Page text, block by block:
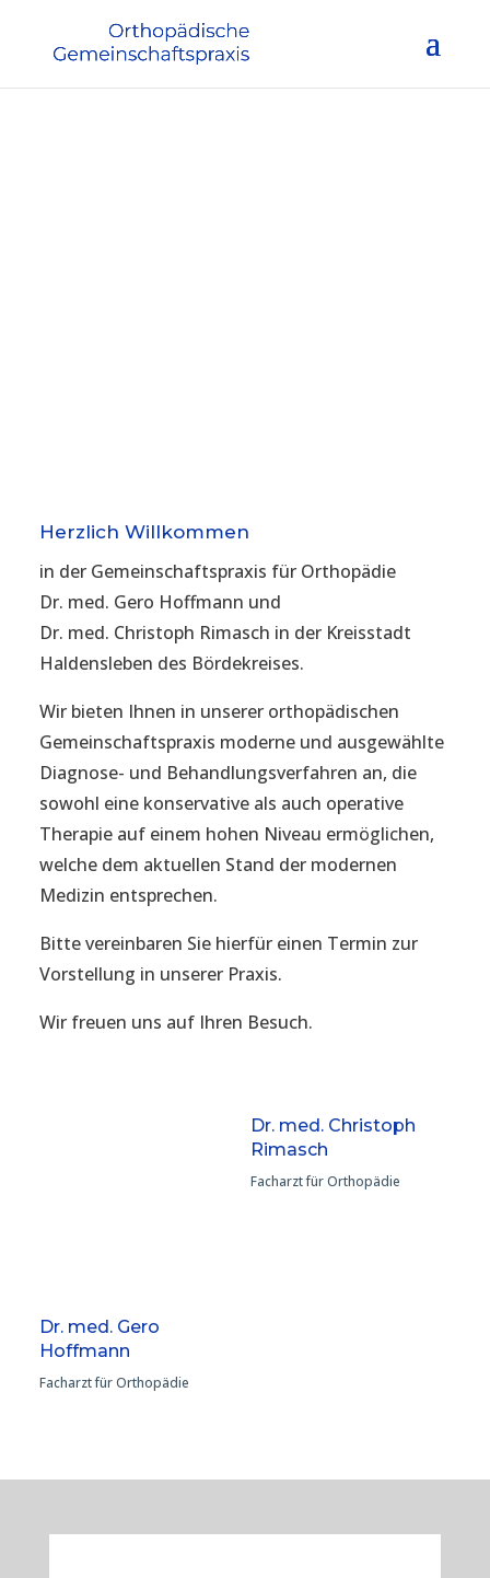
Herzlich Willkommen
in der Gemeinschaftspraxis für Orthopädie
Dr. med. Gero Hoffmann und
Dr. med. Christoph Rimasch in der Kreisstadt
Haldensleben des Bördekreises.
Wir bieten Ihnen in unserer orthopädischen
Gemeinschaftspraxis moderne und ausgewählte
Diagnose- und Behandlungsverfahren an, die
sowohl eine konservative als auch operative
Therapie auf einem hohen Niveau ermöglichen,
welche dem aktuellen Stand der modernen
Medizin entsprechen.
Bitte vereinbaren Sie hierfür einen Termin zur
Vorstellung in unserer Praxis.
Wir freuen uns auf Ihren Besuch.
Dr. med. Gero
Hoffmann
Facharzt für Orthopädie
Dr. med. Christoph
Rimasch
Facharzt für Orthopädie